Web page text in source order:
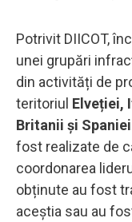
Potrivit DIICOT,
unei grupări
din activități de
teritoriul Elveției,
Britanii și Spaniei
fost realizate de
coordonarea
obținute au fost
aceștia sau au